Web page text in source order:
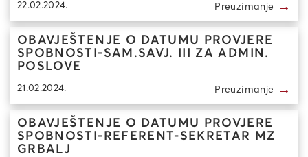
22.02.2024. Preuzimanje →
OBAVJEŠTENJE O DATUMU PROVJERE
SPOBNOSTI-SAM.SAVJ. III ZA ADMIN.
POSLOVE
21.02.2024. Preuzimanje →
OBAVJEŠTENJE O DATUMU PROVJERE
SPOBNOSTI-REFERENT-SEKRETAR MZ
GRBALJ